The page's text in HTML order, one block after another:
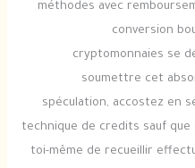
méthodes avec
conversion
cryptomonnaies se
soumettre cet
spéculation, accostez en
technique de credits sauf que
toi-même de recueillir